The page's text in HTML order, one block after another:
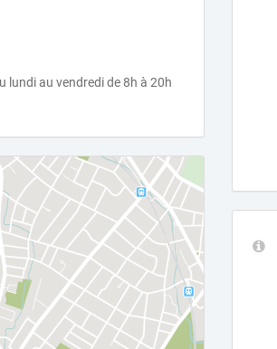
lundi au vendredi de 8h à 20h